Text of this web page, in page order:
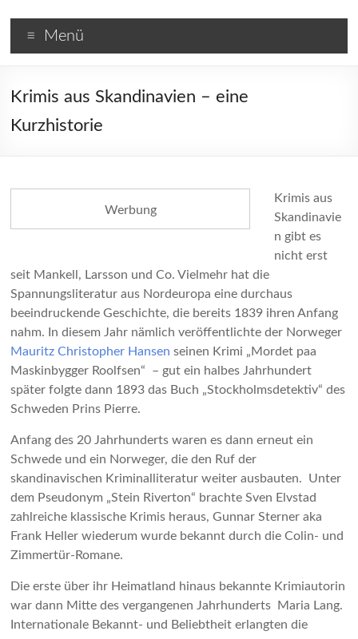
wechseln
Skandinavische
Krimis
Menü
Krimis aus Skandinavien – eine
Kurzhistorie
Werbung
Krimis aus
Skandinavie
n gibt es
nicht erst
seit Mankell, Larsson und Co. Vielmehr hat die
Spannungsliteratur aus Nordeuropa eine durchaus
beeindruckende Geschichte, die bereits 1839 ihren Anfang
nahm. In diesem Jahr nämlich veröffentlichte der Norweger
Mauritz Christopher Hansen seinen Krimi „Mordet paa
Maskinbygger Roolfsen“ – gut ein halbes Jahrhundert
später folgte dann 1893 das Buch „Stockholmsdetektiv“ des
Schweden Prins Pierre.
Anfang des 20 Jahrhunderts waren es dann erneut ein
Schwede und ein Norweger, die den Ruf der
skandinavischen Kriminalliteratur weiter ausbauten. Unter
dem Pseudonym „Stein Riverton“ brachte Sven Elvstad
zahlreiche klassische Krimis heraus, Gunnar Sterner aka
Frank Heller wiederum wurde bekannt durch die Colin- und
Zimmertür-Romane.
Die erste über ihr Heimatland hinaus bekannte Krimiautorin
war dann Mitte des vergangenen Jahrhunderts Maria Lang.
Internationale Bekannt- und Beliebtheit erlangten die